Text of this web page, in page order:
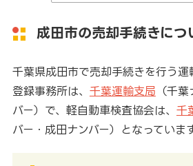
成田市の売却手続きにつ
千葉県成田市で売却手続きを行う運
登録事務所は、 千葉運輸支局 （千
バー）で、軽自動車検査協会は、 千
バー・成田ナンバー）となっています